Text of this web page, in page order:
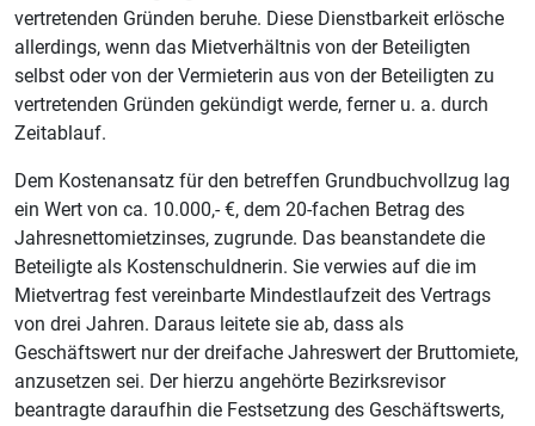
vertretenden Gründen beruhe. Diese Dienstbarkeit erlösche
allerdings, wenn das Mietverhältnis von der Beteiligten
selbst oder von der Vermieterin aus von der Beteiligten zu
vertretenden Gründen gekündigt werde, ferner u. a. durch
Zeitablauf.
Dem Kostenansatz für den betreffen Grundbuchvollzug lag
ein Wert von ca. 10.000,- €, dem 20-fachen Betrag des
Jahresnettomietzinses, zugrunde. Das beanstandete die
Beteiligte als Kostenschuldnerin. Sie verwies auf die im
Mietvertrag fest vereinbarte Mindestlaufzeit des Vertrags
von drei Jahren. Daraus leitete sie ab, dass als
Geschäftswert nur der dreifache Jahreswert der Bruttomiete,
anzusetzen sei. Der hierzu angehörte Bezirksrevisor
beantragte daraufhin die Festsetzung des Geschäftswerts,